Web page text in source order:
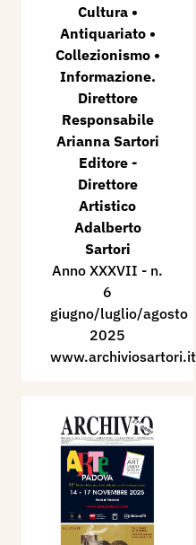
Cultura •
Antiquariato •
Collezionismo •
Informazione.
Direttore
Responsabile
Arianna Sartori
Editore -
Direttore
Artistico
Adalberto
Sartori
Anno XXXVII - n.
6
giugno/luglio/agosto
2025
www.archiviosartori.it